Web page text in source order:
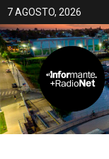
7 AGOSTO, 2026